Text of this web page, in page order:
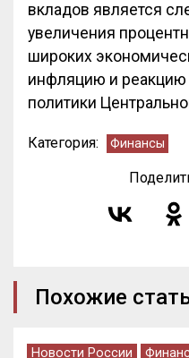
вкладов является
увеличения
широких
инфляцию и реакцию
политики
Категория: Финансы
Похожие
Новости России